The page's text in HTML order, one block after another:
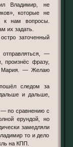
Владимир, не
которые не
к нам вопросы.
их задать.
заточенный
—
произнёс фразу,
Мария. — Желаю
следом за
и дальше,
— по сравнению с
ерундой, но
замедляли
то и дело
на КПП.